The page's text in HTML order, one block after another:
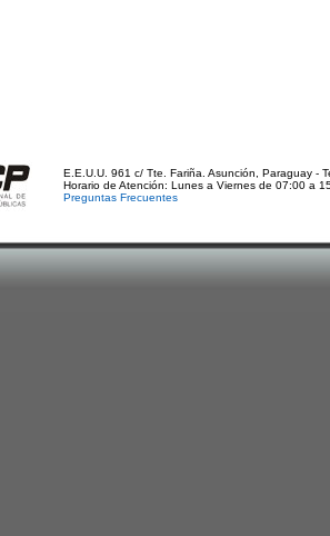
E.E.U.U. 961 c/ Tte. Fariña. Asunción, Paraguay -
Horario de Atención: Lunes a Viernes de 07:00 a
Preguntas Frecuentes